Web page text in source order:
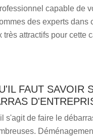
capable de
des experts dans
très attractifs pour cette
FAUT SAVOIR
s'agit de faire le